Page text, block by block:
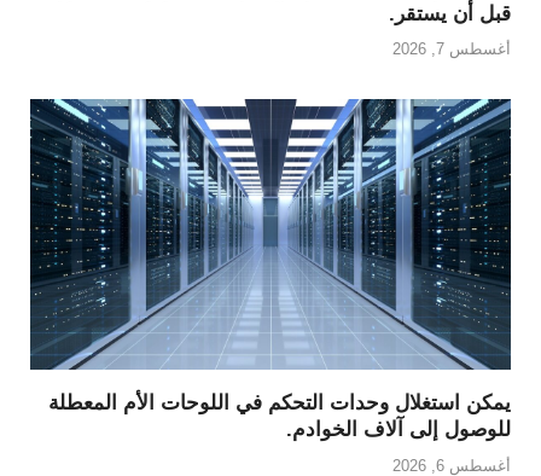
قبل أن يستقر.
أغسطس 7, 2026
يمكن استغلال وحدات التحكم في اللوحات الأم المعطلة
للوصول إلى آلاف الخوادم.
أغسطس 6, 2026